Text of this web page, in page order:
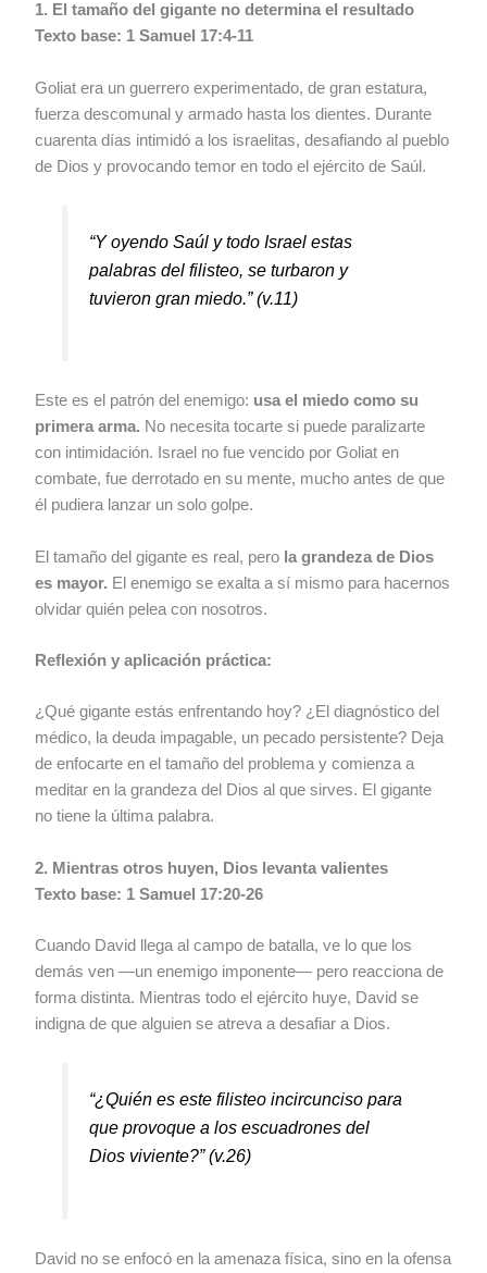
1. El tamaño del gigante no determina el resultado
Texto base: 1 Samuel 17:4-11
Goliat era un guerrero experimentado, de gran estatura,
fuerza descomunal y armado hasta los dientes. Durante
cuarenta días intimidó a los israelitas, desafiando al pueblo
de Dios y provocando temor en todo el ejército de Saúl.
“Y oyendo Saúl y todo Israel estas
palabras del filisteo, se turbaron y
tuvieron gran miedo.”(v.11)
Este es el patrón del enemigo: usa el miedo como su
primera arma. No necesita tocarte si puede paralizarte
con intimidación. Israel no fue vencido por Goliat en
combate, fue derrotado en su mente, mucho antes de que
él pudiera lanzar un solo golpe.
El tamaño del gigante es real, pero la grandeza de Dios
es mayor. El enemigo se exalta a sí mismo para hacernos
olvidar quién pelea con nosotros.
Reflexión y aplicación práctica:
¿Qué gigante estás enfrentando hoy? ¿El diagnóstico del
médico, la deuda impagable, un pecado persistente? Deja
de enfocarte en el tamaño del problema y comienza a
meditar en la grandeza del Dios al que sirves. El gigante
no tiene la última palabra.
2. Mientras otros huyen, Dios levanta valientes
Texto base: 1 Samuel 17:20-26
Cuando David llega al campo de batalla, ve lo que los
demás ven —un enemigo imponente— pero reacciona de
forma distinta. Mientras todo el ejército huye, David se
indigna de que alguien se atreva a desafiar a Dios.
“¿Quién es este filisteo incircunciso para
que provoque a los escuadrones del
Dios viviente?”(v.26)
David no se enfocó en la amenaza física, sino en la ofensa